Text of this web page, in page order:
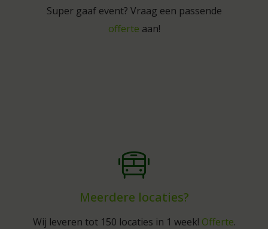
Super gaaf event? Vraag een passende
offerte aan!
Meerdere locaties?
Wij leveren tot 150 locaties in 1 week! Offerte.